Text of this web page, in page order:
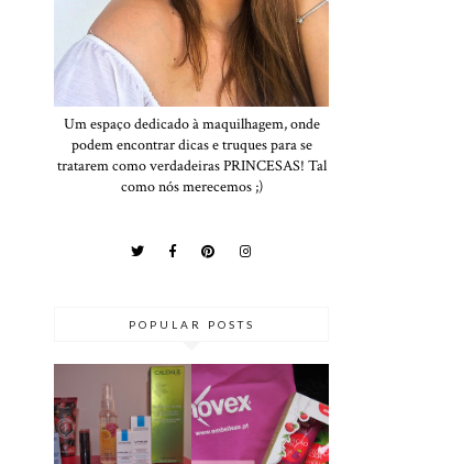
Um espaço dedicado à maquilhagem, onde
podem encontrar dicas e truques para se
tratarem como verdadeiras PRINCESAS! Tal
como nós merecemos ;)
POPULAR POSTS
SORTEIO | 1
ANO DE BLOG
♥ TERMINADO
PASSATEMPO
// KIT NOVEX
TENTAÇÃO
ÁCIDA